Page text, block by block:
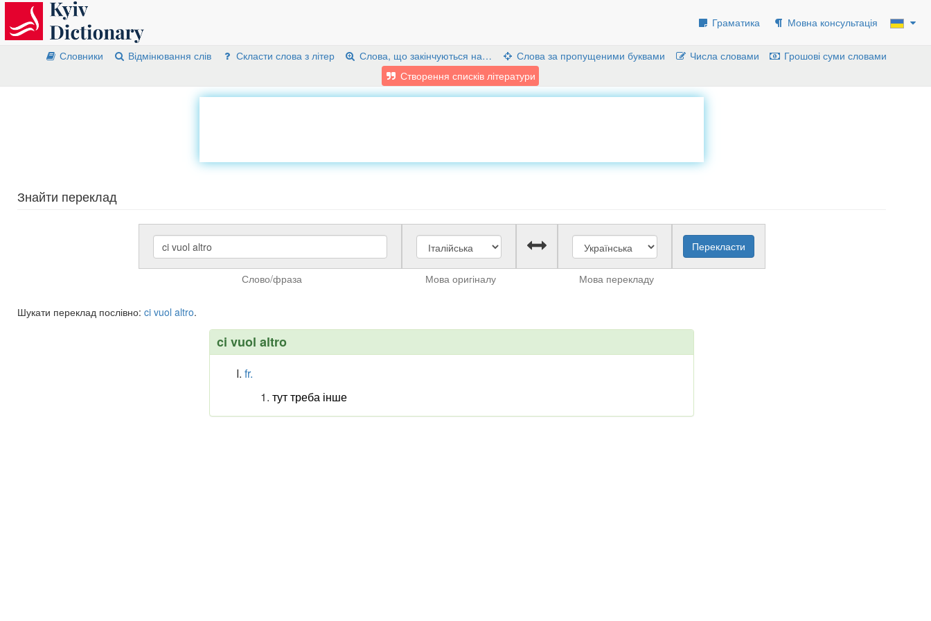
Граматика Мовна консультація
Словники Відмінювання слів Скласти слова з літер Слова, що закінчуються на… Слова за пропущеними буквами Числа словами
Грошові суми словами
Створення списків літератури
Знайти переклад
Слово/фраза Мова оригіналу Мова перекладу
Шукати переклад послівно: ci vuol altro.
ci vuol altro
fr.
тут треба інше